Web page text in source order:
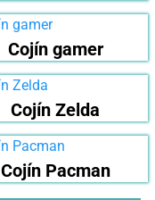
Cojín gamer
Cojín Zelda
Cojín Pacman